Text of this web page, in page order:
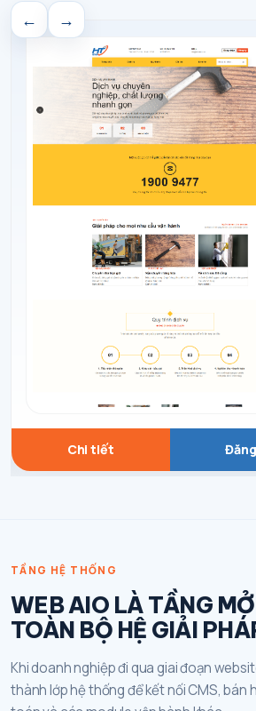
← →
Chi tiết
TẦNG HỆ THỐNG
WEB AIO LÀ TẦNG
TOÀN BỘ HỆ GIẢI
Khi doanh nghiệp đi qua giai đoạn
thành lớp hệ thống để kết nối CMS, bán